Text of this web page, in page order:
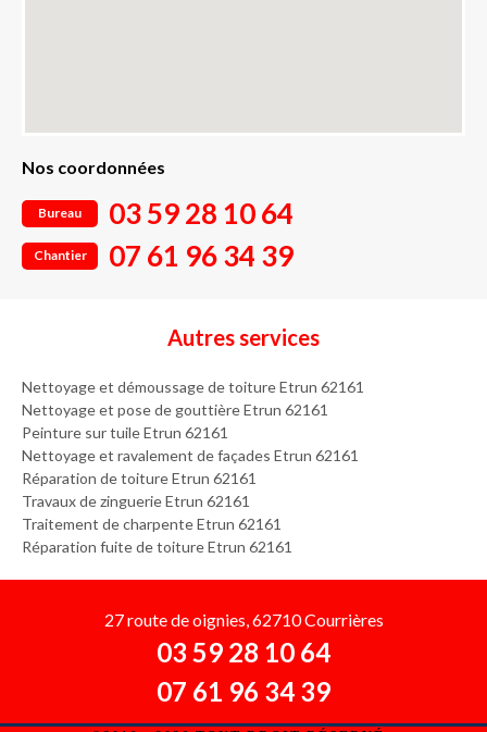
Nos coordonnées
Bureau 03 59 28 10 64
Chantier 07 61 96 34 39
Autres services
Nettoyage et démoussage de toiture Etrun 62161
Nettoyage et pose de gouttière Etrun 62161
Peinture sur tuile Etrun 62161
Nettoyage et ravalement de façades Etrun 62161
Réparation de toiture Etrun 62161
Travaux de zinguerie Etrun 62161
Traitement de charpente Etrun 62161
Réparation fuite de toiture Etrun 62161
27 route de oignies, 62710 Courrières
03 59 28 10 64
07 61 96 34 39